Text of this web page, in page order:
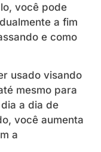
você pode
a fim
e como
usado visando
mesmo para
a dia de
você aumenta
a